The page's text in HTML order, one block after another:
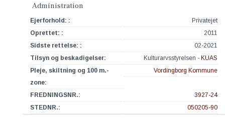
Administration
Ejerforhold: :
Privatejet
Oprettet: :
2011
Sidste rettelse: :
02-2021
Tilsyn og beskadigelser:
Kulturarvsstyrelsen - KUAS
Pleje, skiltning og 100 m.-
zone:
Vordingborg Kommune
FREDNINGSNR.:
3927-24
STEDNR.:
050205-90